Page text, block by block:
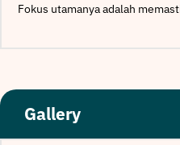
Fokus utamanya adalah
Gallery